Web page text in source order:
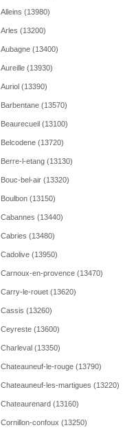
Alleins (13980)
Arles (13200)
Aubagne (13400)
Aureille (13930)
Auriol (13390)
Barbentane (13570)
Beaurecueil (13100)
Belcodene (13720)
Berre-l-etang (13130)
Bouc-bel-air (13320)
Boulbon (13150)
Cabannes (13440)
Cabries (13480)
Cadolive (13950)
Carnoux-en-provence (13470)
Carry-le-rouet (13620)
Cassis (13260)
Ceyreste (13600)
Charleval (13350)
Chateauneuf-le-rouge (13790)
Chateauneuf-les-martigues (13220)
Chateaurenard (13160)
Cornillon-confoux (13250)